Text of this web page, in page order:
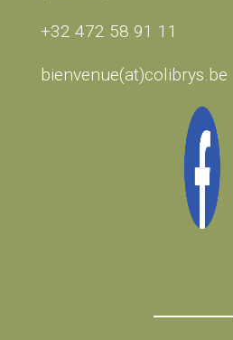
+32 472 58 91 11
bienvenue(at)colibrys.be